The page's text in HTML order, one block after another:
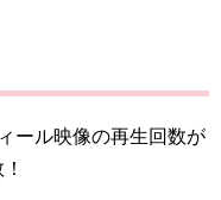
ール映像の再生回数が